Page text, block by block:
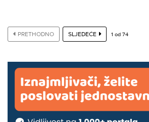
PRETHODNO SLJEDEĆE 1 od 74